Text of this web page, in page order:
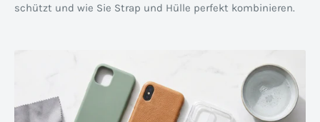
schützt und wie Sie Strap und Hülle perfekt kombinieren.